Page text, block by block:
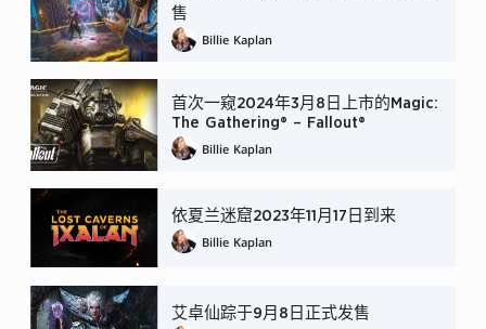
售
Billie Kaplan
首次一窥2024年3月8日上市的Magic:
The Gathering® – Fallout®
Billie Kaplan
依夏兰迷窟2023年11月17日到来
Billie Kaplan
艾卓仙踪于9月8日正式发售